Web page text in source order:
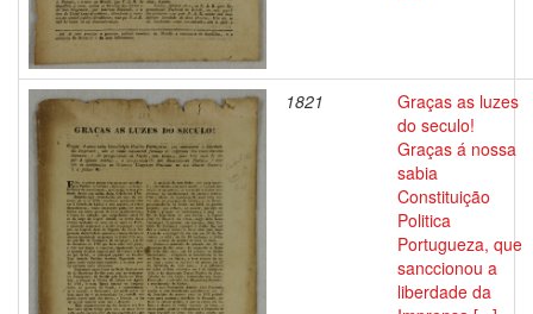
1821
Graças as luzes
do seculo!
Graças á nossa
sabia
Constituição
Politica
Portugueza, que
sanccionou a
liberdade da